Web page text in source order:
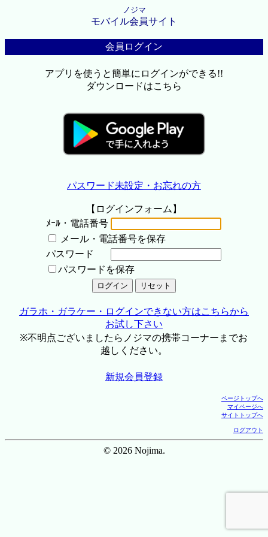
ノジマ
モバイル会員サイト
会員ログイン
アプリを使うと簡単にログインができる!!
ダウンロードはこちら
パスワード未設定・お忘れの方
【ログインフォーム】
ﾒｰﾙ・電話番号
メール・電話番号を保存
パスワード
パスワードを保存
ガラホ・ガラケー・ログインできない方はこちらから
お試し下さい
※不明点ございましたらノジマの携帯コーナーまでお
越しください。
新規会員登録
ページトップへ
マイページへ
サイトトップへ
ログアウト
© 2026 Nojima.